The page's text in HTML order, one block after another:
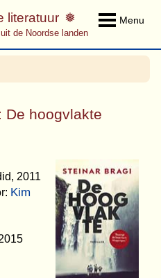
Menu
literatuur
de Noordse landen
: De hoogvlakte
2011
Kim